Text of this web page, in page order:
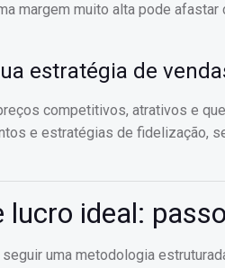
margem muito alta pode
estratégia de
competitivos, atrativos e
e estratégias de fidelização,
ideal:
uma metodologia